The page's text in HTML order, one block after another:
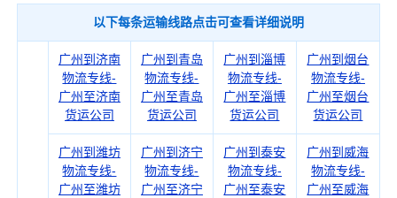
以下每条运输线路点击可查看详细说明
广州到济南
物流专线-
广州至济南
货运公司
广州到青岛
物流专线-
广州至青岛
货运公司
广州到淄博
物流专线-
广州至淄博
货运公司
广州到烟台
物流专线-
广州至烟台
货运公司
广州到潍坊
物流专线-
广州至潍坊
广州到济宁
物流专线-
广州至济宁
广州到泰安
物流专线-
广州至泰安
广州到威海
物流专线-
广州至威海